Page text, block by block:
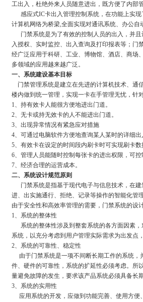
工出入，杜绝外来人员随意进出，既方便了内部
感应式IC卡出入管理控制系统，在功能上实现
计算机网络为桥梁,全面实现对通讯系统、办公自
门禁系统是为了有效的控制人员的出入，并且
入授权、实时监控、出入查询及打印报表等；
经广泛应用于科研、工业、博物馆、酒店、商场
多领域的应用越来越广泛。
一、系统建设基本目标
门禁管理系统是建立在先进的计算机技术、通
楼内做到统一管理，实现一卡在手管理无忧，针
1、持有效卡人能很方便地进出门道。
2、无卡或持无效卡的人不能进出门道。
3、出现异常情况有紧急应对措施
4、可通过电脑软件方便地查询某人某时的详细出
5、有效卡在设定的时间段内刷卡时可实现刷卡
6、管理人员能随时控制每张卡的进出权限，可
7、经济合理的运营成本。
二、系统设计规范原则
门禁系统是指基于现代电子与信息技术，在建
进、出实施通行、拒绝、记录等操作的智能化管理
由于安全性和高效率管理的需要，门禁系统的设
1、系统的整体性
系统的整体性涉及到整套系统的各方面因素，
系统，以充分考虑到用户管理实际需求为出发点
2、系统的可靠性、稳定性
由于门禁系统是一项不间断长期工作的系统，
件、硬件的可靠性，系统的扩延性必须考虑。所
量避免故障的发生，要求该产品系统必须具备长
3、系统的实用性
应用系统的开发，应做到功能完善、使用方便